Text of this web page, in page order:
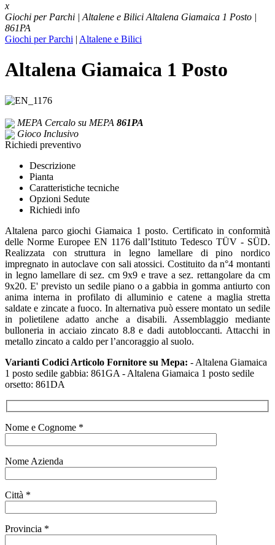
x
Giochi per Parchi | Altalene e Bilici Altalena Giamaica 1 Posto |
861PA
Giochi per Parchi | Altalene e Bilici
Altalena Giamaica 1 Posto
MEPA Cercalo su MEPA 861PA
Gioco Inclusivo
Richiedi preventivo
Descrizione
Pianta
Caratteristiche tecniche
Opzioni Sedute
Richiedi info
Altalena parco giochi Giamaica 1 posto. Certificato in conformità
delle Norme Europee EN 1176 dall’Istituto Tedesco TÜV - SÜD.
Realizzata con struttura in legno lamellare di pino nordico
impregnato in autoclave con sali atossici. Costituito da n°4 montanti
in legno lamellare di sez. cm 9x9 e trave a sez. rettangolare da cm
9x20. E' previsto un sedile piano o a gabbia in gomma antiurto con
anima interna in profilato di alluminio e catene a maglia stretta
saldate e zincate a fuoco. In alternativa può essere montato un sedile
in polietilene adatto anche a disabili. Assemblaggio mediante
bulloneria in acciaio zincato 8.8 e dadi autobloccanti. Attacchi in
metallo zincato a caldo per l’ancoraggio al suolo.
Varianti Codici Articolo Fornitore su Mepa: - Altalena Giamaica
1 posto sedile gabbia: 861GA - Altalena Giamaica 1 posto sedile
orsetto: 861DA
Nome e Cognome *
Nome Azienda
Città *
Provincia *